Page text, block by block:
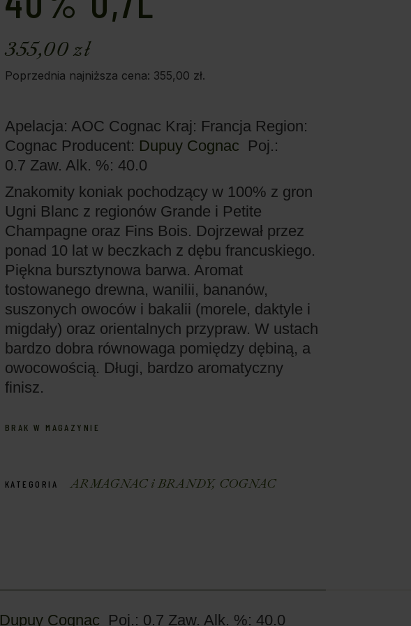
355,00zł
Poprzednia najniższa cena: 355,00 zł.
Apelacja: AOC Cognac Kraj: Francja Region:
Cognac Producent: Dupuy Cognac Poj.:
0.7 Zaw. Alk. %: 40.0
Znakomity koniak pochodzący w 100% z gron
Ugni Blanc z regionów Grande i Petite
Champagne oraz Fins Bois. Dojrzewał przez
ponad 10 lat w beczkach z dębu francuskiego.
Piękna bursztynowa barwa. Aromat
tostowanego drewna, wanilii, bananów,
suszonych owoców i bakalii (morele, daktyle i
migdały) oraz orientalnych przypraw. W ustach
bardzo dobra równowaga pomiędzy dębiną, a
owocowością. Długi, bardzo aromatyczny
finisz.
BRAK W MAGAZYNIE
KATEGORIA ARMAGNAC i BRANDY, COGNAC
Dupuy Cognac Poj.: 0.7 Zaw. Alk. %: 40.0